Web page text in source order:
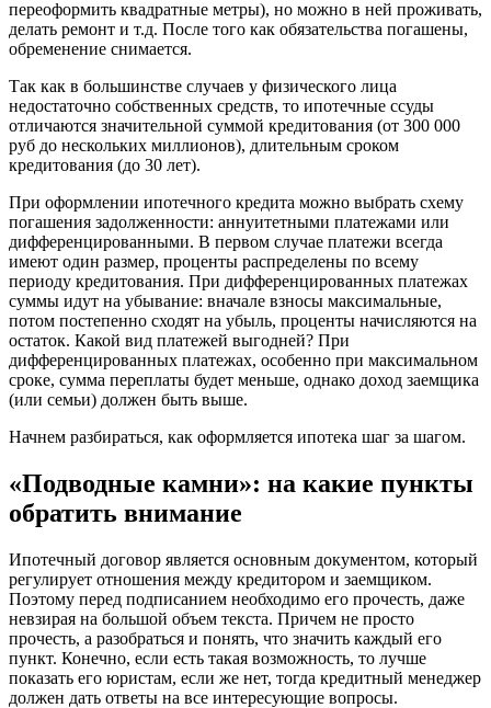
переоформить квадратные метры), но можно в ней проживать,
делать ремонт и т.д. После того как обязательства погашены,
обременение снимается.
Так как в большинстве случаев у физического лица
недостаточно собственных средств, то ипотечные ссуды
отличаются значительной суммой кредитования (от 300 000
руб до нескольких миллионов), длительным сроком
кредитования (до 30 лет).
При оформлении ипотечного кредита можно выбрать схему
погашения задолженности: аннуитетными платежами или
дифференцированными. В первом случае платежи всегда
имеют один размер, проценты распределены по всему
периоду кредитования. При дифференцированных платежах
суммы идут на убывание: вначале взносы максимальные,
потом постепенно сходят на убыль, проценты начисляются на
остаток. Какой вид платежей выгодней? При
дифференцированных платежах, особенно при максимальном
сроке, сумма переплаты будет меньше, однако доход заемщика
(или семьи) должен быть выше.
Начнем разбираться, как оформляется ипотека шаг за шагом.
«Подводные камни»: на какие пункты
обратить внимание
Ипотечный договор является основным документом, который
регулирует отношения между кредитором и заемщиком.
Поэтому перед подписанием необходимо его прочесть, даже
невзирая на большой объем текста. Причем не просто
прочесть, а разобраться и понять, что значить каждый его
пункт. Конечно, если есть такая возможность, то лучше
показать его юристам, если же нет, тогда кредитный менеджер
должен дать ответы на все интересующие вопросы.